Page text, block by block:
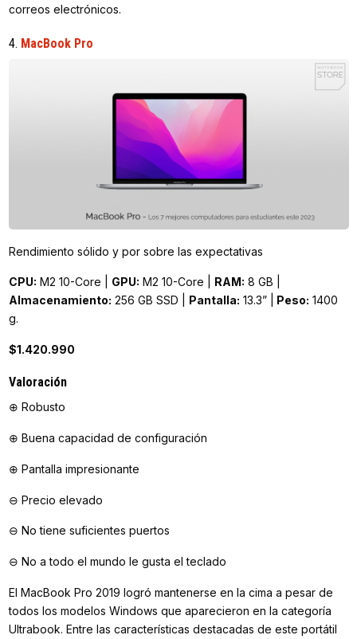
correos electrónicos.
4. MacBook Pro
Rendimiento sólido y por sobre las expectativas
CPU: M2 10-Core | GPU: M2 10-Core | RAM: 8 GB |
Almacenamiento: 256 GB SSD | Pantalla: 13.3” | Peso: 1400
g.
$1.420.990
Valoración
⊕ Robusto
⊕ Buena capacidad de configuración
⊕ Pantalla impresionante
⊖ Precio elevado
⊖ No tiene suficientes puertos
⊖ No a todo el mundo le gusta el teclado
El MacBook Pro 2019 logró mantenerse en la cima a pesar de
todos los modelos Windows que aparecieron en la categoría
Ultrabook. Entre las características destacadas de este portátil